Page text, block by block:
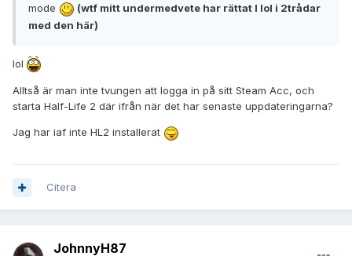
mode
(wtf mitt undermedvete har rättat I lol i 2trådar
med den här)
lol
Alltså är man inte tvungen att logga in på sitt Steam Acc, och
starta Half-Life 2 där ifrån när det har senaste uppdateringarna?
Jag har iaf inte HL2 installerat
Citera
JohnnyH87